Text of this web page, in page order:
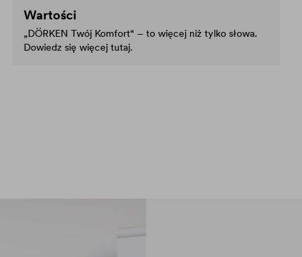
Wartości
„DÖRKEN Twój Komfort“ – to więcej niż tylko słowa.
Dowiedz się więcej tutaj.